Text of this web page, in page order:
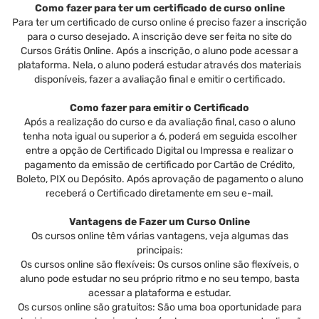
Como fazer para ter um certificado de curso online
Para ter um certificado de curso online é preciso fazer a inscrição
para o curso desejado. A inscrição deve ser feita no site do
Cursos Grátis Online. Após a inscrição, o aluno pode acessar a
plataforma. Nela, o aluno poderá estudar através dos materiais
disponíveis, fazer a avaliação final e emitir o certificado.
Como fazer para emitir o Certificado
Após a realização do curso e da avaliação final, caso o aluno
tenha nota igual ou superior a 6, poderá em seguida escolher
entre a opção de Certificado Digital ou Impressa e realizar o
pagamento da emissão de certificado por Cartão de Crédito,
Boleto, PIX ou Depósito. Após aprovação de pagamento o aluno
receberá o Certificado diretamente em seu e-mail.
Vantagens de Fazer um Curso Online
Os cursos online têm várias vantagens, veja algumas das
principais:
Os cursos online são flexíveis: Os cursos online são flexíveis, o
aluno pode estudar no seu próprio ritmo e no seu tempo, basta
acessar a plataforma e estudar.
Os cursos online são gratuitos: São uma boa oportunidade para